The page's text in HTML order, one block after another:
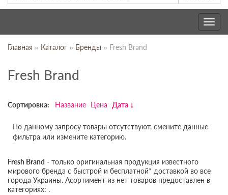
Toggle
Главная » Каталог » Бренды » Fresh Brand
Fresh Brand
Сортировка: Название Цена Дата
По данному запросу товары отсутствуют, смените данные
фильтра или измените категорию.
Fresh Brand - только оригинальная продукция известного
мирового бренда с быстрой и бесплатной* доставкой во все
города Украины. Асортимент из нет товаров предоставлен в
категориях: .